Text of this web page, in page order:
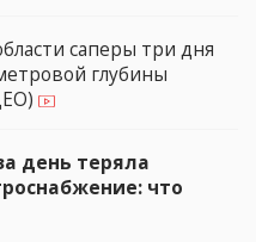
саперы три дня
глубины
день теряла
что